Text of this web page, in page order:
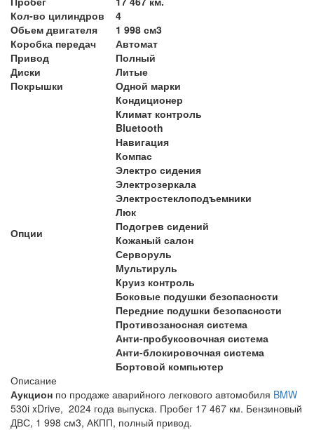
Кол-во цилиндров
4
Обьем двигателя
1 998 см3
Коробка передач
Автомат
Привод
Полный
Диски
Литые
Покрышки
Одной марки
Опции
Кондиционер
Климат контроль
Bluetooth
Навигация
Компас
Электро сидения
Электрозеркала
Электростеклоподъемники
Люк
Подогрев сидений
Кожаный салон
Серворуль
Мультируль
Круиз контроль
Боковые подушки безопасности
Передние подушки безопасности
Противозаносная система
Анти-пробуксовочная система
Анти-блокировочная система
Бортовой компьютер
Описание
Аукцион по продаже аварийного легкового автомобиля BMW
530i xDrive, 2024 года выпуска. Пробег 17 467 км. Бензиновый
ДВС, 1 998 см3, АКПП, полный привод.